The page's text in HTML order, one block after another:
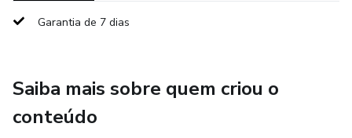
A sessão é online, acontece via zoom ou ligação por vídeo.
lugar confortável com conexão à internet.
Você escolhe essa transformação na sua vida?
Garantia de 7 dias
Saiba mais sobre quem criou o
conteúdo